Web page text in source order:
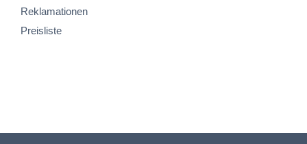
Reklamationen
Preisliste